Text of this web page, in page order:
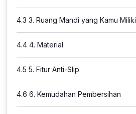
4.3 3. Ruang Mandi yang Kamu Miliki
4.4 4. Material
4.5 5. Fitur Anti-Slip
4.6 6. Kemudahan Pembersihan